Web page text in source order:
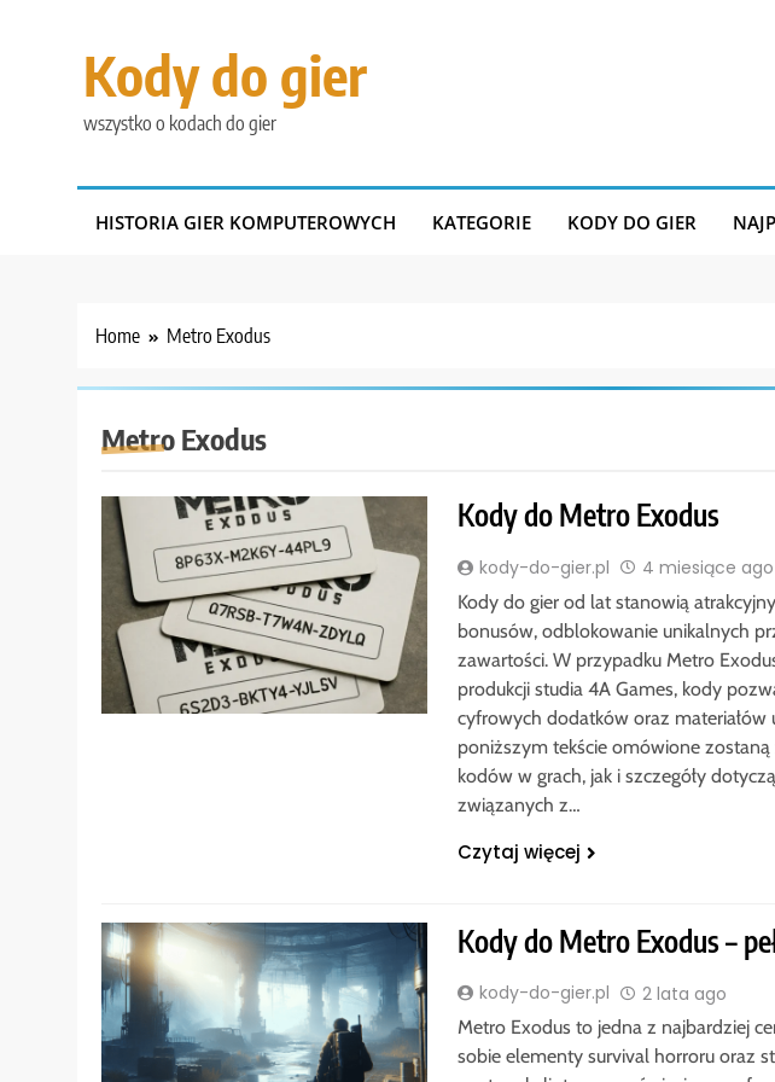
Kody do gier
wszystko o kodach do gier
HISTORIA GIER KOMPUTEROWYCH KATEGORIE KODY DO GIER
Home Metro Exodus
Metro Exodus
Kody do Metro Exodus
kody-do-gier.pl 4 miesiące ago
Kody do gier od lat stanowią
bonusów, odblokowanie unikalnych
zawartości. W przypadku Metro
produkcji studia 4A Games, kody
cyfrowych dodatków oraz materiałów
poniższym tekście omówione
kodów w grach, jak i szczegóły
związanych z…
Czytaj więcej
Kody do Metro Exodus –
kody-do-gier.pl 2 lata ago
Metro Exodus to jedna z najbardziej
sobie elementy survival horroru oraz